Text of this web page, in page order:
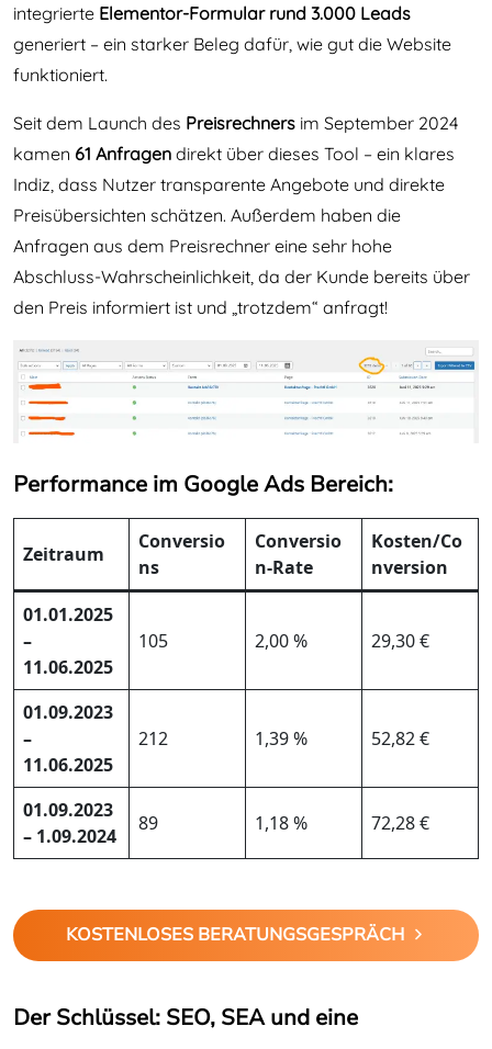
integrierte Elementor-Formular rund 3.000 Leads
generiert – ein starker Beleg dafür, wie gut die Website
funktioniert.
Seit dem Launch des Preisrechners im September 2024
kamen 61 Anfragen direkt über dieses Tool – ein klares
Indiz, dass Nutzer transparente Angebote und direkte
Preisübersichten schätzen. Außerdem haben die
Anfragen aus dem Preisrechner eine sehr hohe
Abschluss-Wahrscheinlichkeit, da der Kunde bereits über
den Preis informiert ist und „trotzdem“ anfragt!
Performance im Google Ads Bereich:
Zeitraum
Conversio
ns
Conversio
n-Rate
Kosten/Co
nversion
01.01.2025
–
11.06.2025
105 2,00 % 29,30 €
01.09.2023
–
11.06.2025
212 1,39 % 52,82 €
01.09.2023
– 1.09.2024
89 1,18 % 72,28 €
KOSTENLOSES BERATUNGSGESPRÄCH
Der Schlüssel: SEO, SEA und eine